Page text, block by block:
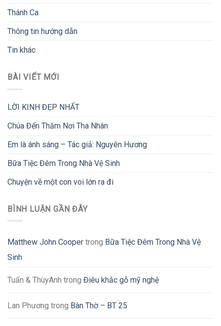
Thánh Ca
Thông tin hướng dẫn
Tin khác
BÀI VIẾT MỚI
LỜI KINH ĐẸP NHẤT
Chúa Đến Thăm Nơi Tha Nhân
Em là ánh sáng – Tác giả: Nguyên Hương
Bữa Tiệc Đêm Trong Nhà Vệ Sinh
Chuyện về một con voi lớn ra đi
BÌNH LUẬN GẦN ĐÂY
Matthew John Cooper trong Bữa Tiệc Đêm Trong Nhà Vệ
Sinh
Tuấn & ThùyAnh trong Điêu khắc gỗ mỹ nghệ
Lan Phương trong Bàn Thờ – BT 25